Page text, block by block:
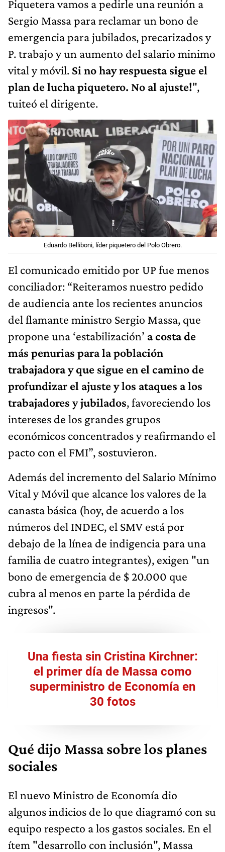
Piquetera vamos a pedirle una reunión a
Sergio Massa para reclamar un bono de
emergencia para jubilados, precarizados y
P. trabajo y un aumento del salario minimo
vital y móvil. Si no hay respuesta sigue el
plan de lucha piquetero. No al ajuste!",
tuiteó el dirigente.
Eduardo Belliboni, líder piquetero del Polo Obrero.
El comunicado emitido por UP fue menos
conciliador: “Reiteramos nuestro pedido
de audiencia ante los recientes anuncios
del flamante ministro Sergio Massa, que
propone una ‘estabilización’ a costa de
más penurias para la población
trabajadora y que sigue en el camino de
profundizar el ajuste y los ataques a los
trabajadores y jubilados, favoreciendo los
intereses de los grandes grupos
económicos concentrados y reafirmando el
pacto con el FMI”, sostuvieron.
Además del incremento del Salario Mínimo
Vital y Móvil que alcance los valores de la
canasta básica (hoy, de acuerdo a los
números del INDEC, el SMV está por
debajo de la línea de indigencia para una
familia de cuatro integrantes), exigen "un
bono de emergencia de $ 20.000 que
cubra al menos en parte la pérdida de
ingresos".
Una fiesta sin Cristina Kirchner:
el primer día de Massa como
superministro de Economía en
30 fotos
Qué dijo Massa sobre los planes
sociales
El nuevo Ministro de Economía dio
algunos indicios de lo que diagramó con su
equipo respecto a los gastos sociales. En el
ítem "desarrollo con inclusión", Massa